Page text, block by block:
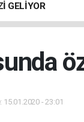
GELİYOR
15.01.2020 - 23:01